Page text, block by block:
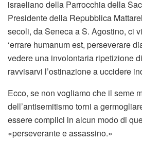
israeliano della Parrocchia della
Presidente della Repubblica
secoli, da Seneca a S. Agostino, ci
‘errare humanum est, perseverare
vedere una involontaria ripetizione
ravvisarvi l’ostinazione a uccidere
Ecco, se non vogliamo che il seme
dell’antisemitismo torni a
essere complici in alcun modo di
«perseverante e assassino.»